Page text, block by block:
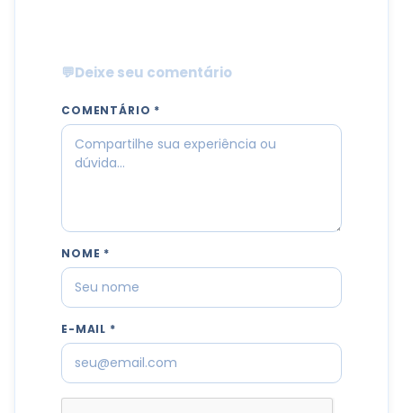
💬Deixe seu comentário
COMENTÁRIO *
NOME *
E-MAIL *